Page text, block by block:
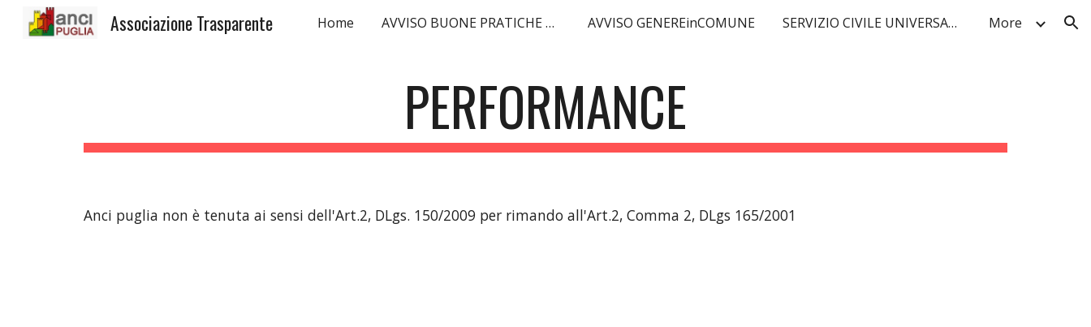
Skip to main content Skip to navigation
Associazione Trasparente Home AVVISO BUONE PRATICHE WELFARE 2023 AVVISO GENEREinCOMUNE SERVIZIO CIVILE UNIVERSALE: SELEZIONE PROGETTI ANCI PUGLIA More
PERFORMANCE
Anci puglia non è tenuta ai sensi dell'Art.2, DLgs. 150/2009 per rimando all'Art.2, Comma 2, DLgs 165/2001